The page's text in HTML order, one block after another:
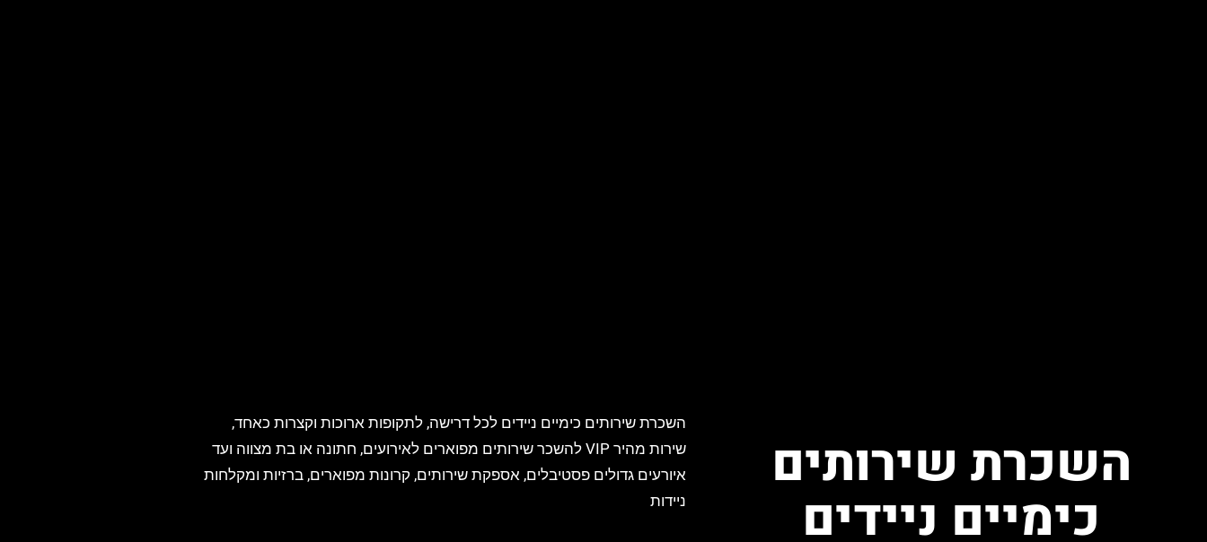
השכרת שירותים
כימיים ניידים
השכרת שירותים כימיים ניידים לכל דרישה, לתקופות ארוכות וקצרות כאחד,
שירות מהיר VIP להשכר שירותים מפוארים לאירועים, חתונה או בת מצווה ועד
איורעים גדולים פסטיבלים, אספקת שירותים, קרונות מפוארים, ברזיות ומקלחות
ניידות